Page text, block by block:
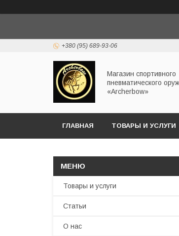
+380 (95) 689-93-06
Магазин спортивного
пневматического
«Archerbow»
ГЛАВНАЯ ТОВАРЫ И УСЛУГИ
Товары и услуги
Статьи
О нас